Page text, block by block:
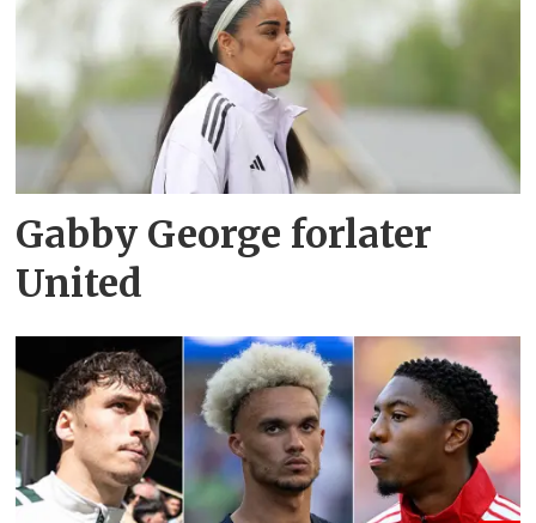
Gabby George forlater
United